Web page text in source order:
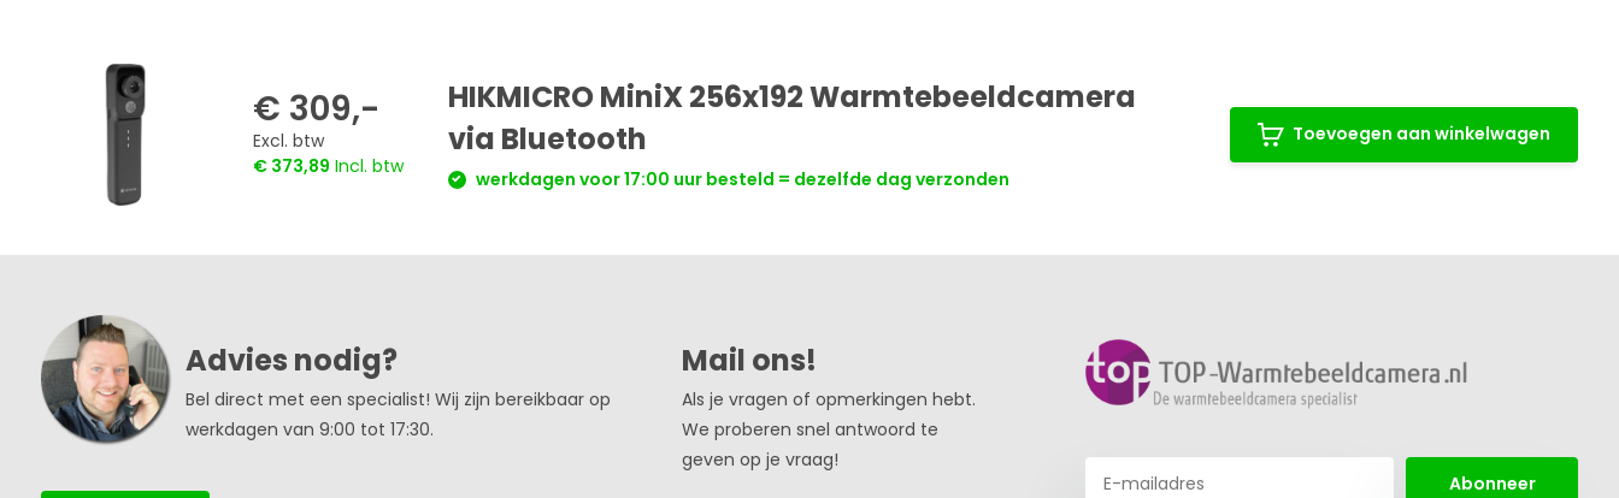
€ 309,-
Excl. btw
€ 373,89 Incl. btw
HIKMICRO MiniX 256x192 Warmtebeeldcamera
via Bluetooth
werkdagen voor 17:00 uur besteld = dezelfde dag verzonden
Toevoegen aan winkelwagen
Advies nodig?
Bel direct met een specialist! Wij zijn bereikbaar op
werkdagen van 9:00 tot 17:30.
Mail ons!
Als je vragen of opmerkingen hebt.
We proberen snel antwoord te
geven op je vraag!
Abonneer